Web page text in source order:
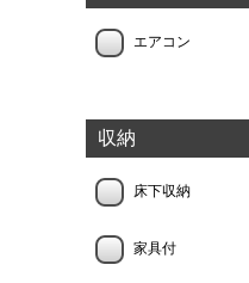
エアコン
収納
床下収納
家具付